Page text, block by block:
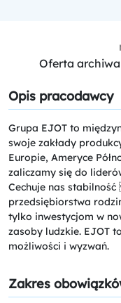
Oferta
Opis pracodawcy
Grupa EJOT to
swoje zakłady
Europie, Ameryce
zaliczamy się do
Cechuje nas
przedsiębiorstwa
tylko inwestycjom w
zasoby ludzkie. EJOT
możliwości i wyzwań.
Zakres